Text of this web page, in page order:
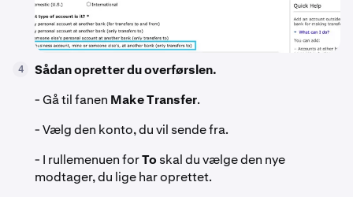
4
Sådan opretter du overførslen.
- Gå til fanen Make Transfer.
- Vælg den konto, du vil sende fra.
- I rullemenuen forTo skal du vælge den nye
modtager, du lige har oprettet.